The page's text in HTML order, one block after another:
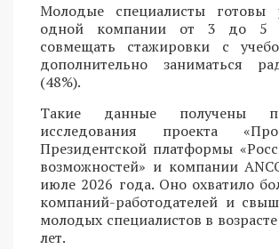
Молодые специалисты готовы
одной компании от 3 до 5
совмещать стажировки с
дополнительно заниматься
(48%).
Такие данные получены
исследования проекта
Президентской платформы
возможностей» и компании
июле 2026 года. Оно охватило
компаний-работодателей и
молодых специалистов в
лет.